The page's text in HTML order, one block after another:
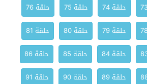
حلقة 74 حلقة 75
حلقة 76
حلقة 79 حلقة 80
حلقة 81
حلقة 84 حلقة 85
حلقة 86
حلقة 89 حلقة 90
حلقة 91